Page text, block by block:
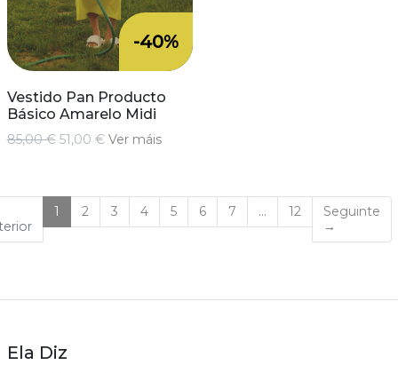
-40%
Vestido Pan Producto
Básico Amarelo Midi
85,00 € 51,00 € Ver máis
1 (current)
2 3 4 5 6 7 … 12
Seguinte
→
Ela Diz